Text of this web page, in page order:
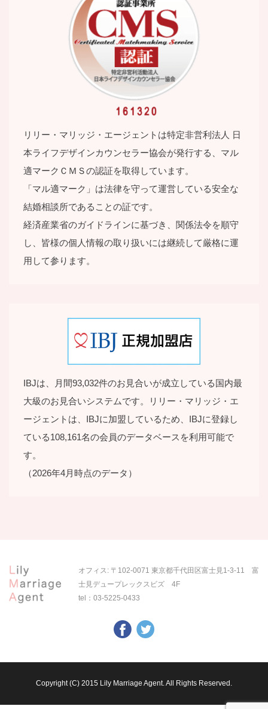
リリー・マリッジ・エージェントは特定⾮営利法⼈ ⽇
本ライフデザインカウンセラー協会が発⾏する、マル
適マークＣＭＳの認証を取得しています。
「マル適マーク」は法律を守って運営している安全な
結婚相談所であることの証です。
経済産業省のガイドラインに基づき、関係法令を順守
し、皆様の個⼈情報の取り扱いには継続して厳格に運
⽤して参ります。
IBJは、月間93,032件のお見合いが成立している国内最
大級のお見合いシステムです。リリー・マリッジ・エ
ージェントは、IBJに加盟しているため、IBJに登録し
ている108,161名の会員のデータベースを利用可能で
す。
（2026年4月時点のデータ）
オフィス: 〒102-0071 東京都千代田区富士見1-3-11 富
士見デュープレックスビズ 4F
tel： 03-5225-0433
Copyright (C) 2015 Lily Marriage Agent. All Rights Reserved.